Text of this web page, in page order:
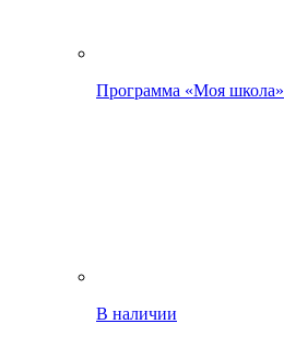
Программа «Моя школа»
В наличии